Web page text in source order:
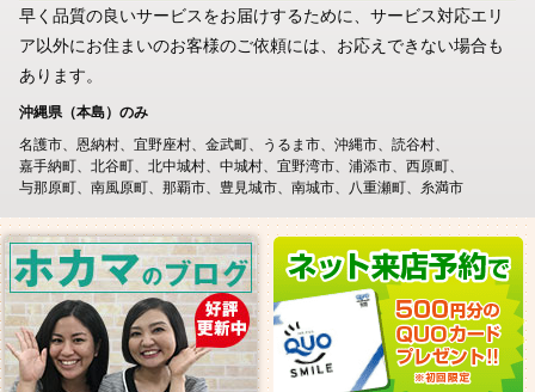
早く品質の良いサービスをお届けするために、サービス対応エリ
ア以外にお住まいのお客様のご依頼には、お応えできない場合も
あります。
沖縄県（本島）のみ
名護市
恩納村 宜野座村 金武町 うるま市 沖縄市
読谷村
嘉手納町
北谷町 北中城村 中城村 宜野湾市 浦添市
西原町
与那原町
南風原町 那覇市 豊見城市 南城市 八重瀬町 糸満市